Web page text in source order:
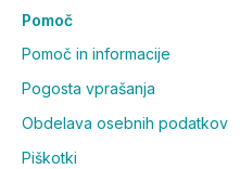
Pomoč
Pomoč in informacije
Pogosta vprašanja
Obdelava osebnih podatkov
Piškotki